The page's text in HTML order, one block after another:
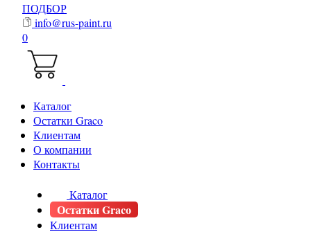
ПОДБОР
info@rus-paint.ru
0
Каталог
Остатки Graco
Клиентам
О компании
Контакты
Каталог
Остатки Graco
Клиентам